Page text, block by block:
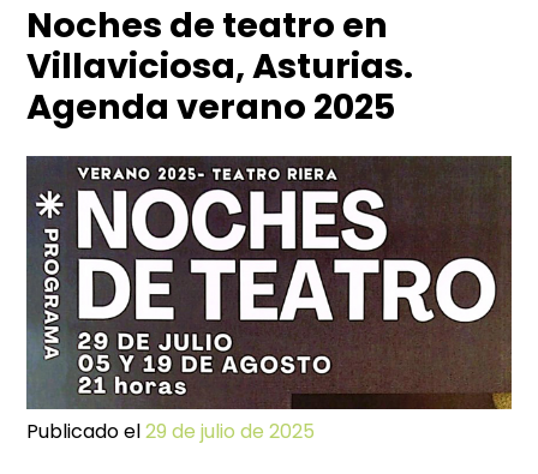
Noches de teatro en
Villaviciosa, Asturias.
Agenda verano 2025
Publicado el29 de julio de 2025